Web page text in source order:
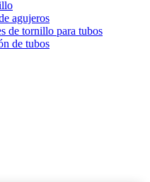
agujeros
de tornillo para tubos
de tubos